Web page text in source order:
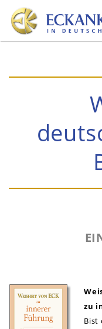
Skip
content
zu
Bist